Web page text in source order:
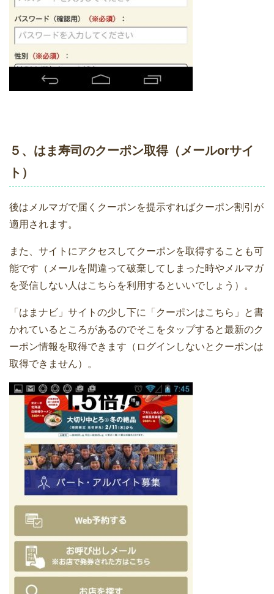
５、はま寿司のクーポン取得（メールorサイ
ト）
後はメルマガで届くクーポンを提示すればクーポン割引が
適用されます。
また、サイトにアクセスしてクーポンを取得することも可
能です（メールを間違って破棄してしまった時やメルマガ
を受信しない人はこちらを利用するといいでしょう）。
「はまナビ」サイトの少し下に「クーポンはこちら」と書
かれているところがあるのでそこをタップすると最新のク
ーポン情報を取得できます（ログインしないとクーポンは
取得できません）。